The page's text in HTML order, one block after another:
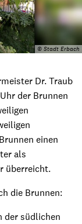
© Stadt Erbach
Dr. Traub
der Brunnen
einen
als
überreicht.
die Brunnen:
der südlichen